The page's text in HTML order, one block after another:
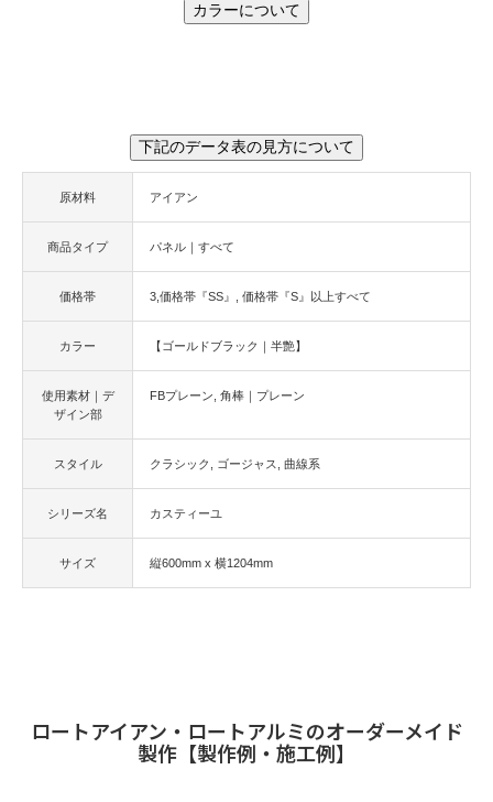
カラーについて
下記のデータ表の見方について
原材料 アイアン
商品タイプ パネル｜すべて
価格帯 3,価格帯『SS』 価格帯『S』以上すべて
カラー 【ゴールドブラック｜半艶】
使用素材｜デ
ザイン部
FBプレーン 角棒｜プレーン
スタイル クラシック ゴージャス 曲線系
シリーズ名 カスティーユ
サイズ 縦600mm x 横1204mm
ロートアイアン・ロートアルミのオーダーメイド
製作【製作例・施工例】